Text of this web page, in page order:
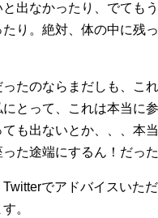
出なかったり、でても
り。絶対、体の中に残
たのならまだしも、こ
とって、これは本当に
ても出ないとか、、、本
た途端にするん！だった
Twitterでアドバイスいた
。